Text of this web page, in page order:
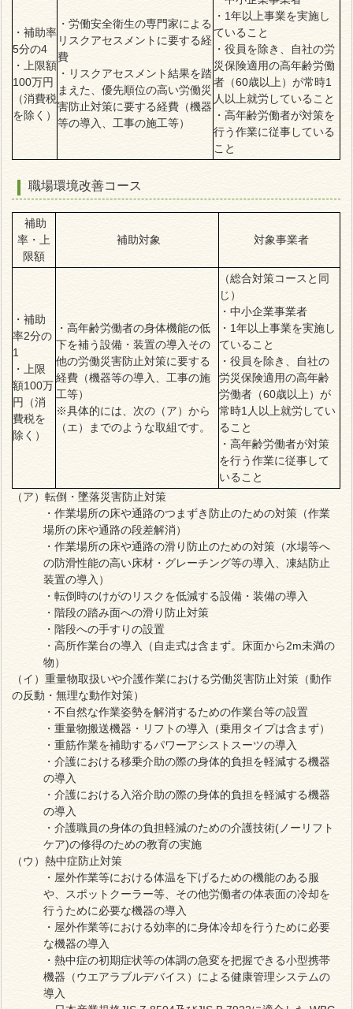
・補助率
5分の4
・上限額
100万円
（消費税
を除く）
・労働安全衛生の専門家による
リスクアセスメントに要する経
費
・リスクアセスメント結果を踏
まえた、優先順位の高い労働災
害防止対策に要する経費（機器
等の導入、工事の施工等）
・1年以上事業を実施し
ていること
・役員を除き、自社の労
災保険適用の高年齢労働
者（60歳以上）が常時1
人以上就労していること
・高年齢労働者が対策を
行う作業に従事している
こと
職場環境改善コース
補助
率・上
限額
補助対象 対象事業者
・補助
率2分の
1
・上限
額100万
円（消
費税を
除く）
・高年齢労働者の身体機能の低
下を補う設備・装置の導入その
他の労働災害防止対策に要する
経費（機器等の導入、工事の施
工等）
※具体的には、次の（ア）から
（エ）までのような取組です。
（総合対策コースと同
じ）
・中小企業事業者
・1年以上事業を実施し
ていること
・役員を除き、自社の
労災保険適用の高年齢
労働者（60歳以上）が
常時1人以上就労してい
ること
・高年齢労働者が対策
を行う作業に従事して
いること
（ア）転倒・墜落災害防止対策
・作業場所の床や通路のつまずき防止のための対策（作業
場所の床や通路の段差解消）
・作業場所の床や通路の滑り防止のための対策（水場等へ
の防滑性能の高い床材・グレーチング等の導入、凍結防止
装置の導入）
・転倒時のけがのリスクを低減する設備・装備の導入
・階段の踏み面への滑り防止対策
・階段への手すりの設置
・高所作業台の導入（自走式は含まず。床面から2m未満の
物）
（イ）重量物取扱いや介護作業における労働災害防止対策（動作
の反動・無理な動作対策）
・不自然な作業姿勢を解消するための作業台等の設置
・重量物搬送機器・リフトの導入（乗用タイプは含まず）
・重筋作業を補助するパワーアシストスーツの導入
・介護における移乗介助の際の身体的負担を軽減する機器
の導入
・介護における入浴介助の際の身体的負担を軽減する機器
の導入
・介護職員の身体の負担軽減のための介護技術(ノーリフト
ケア)の修得のための教育の実施
（ウ）熱中症防止対策
・屋外作業等における体温を下げるための機能のある服
や、スポットクーラー等、その他労働者の体表面の冷却を
行うために必要な機器の導入
・屋外作業等における効率的に身体冷却を行うために必要
な機器の導入
・熱中症の初期症状等の体調の急変を把握できる小型携帯
機器（ウエアラブルデバイス）による健康管理システムの
導入